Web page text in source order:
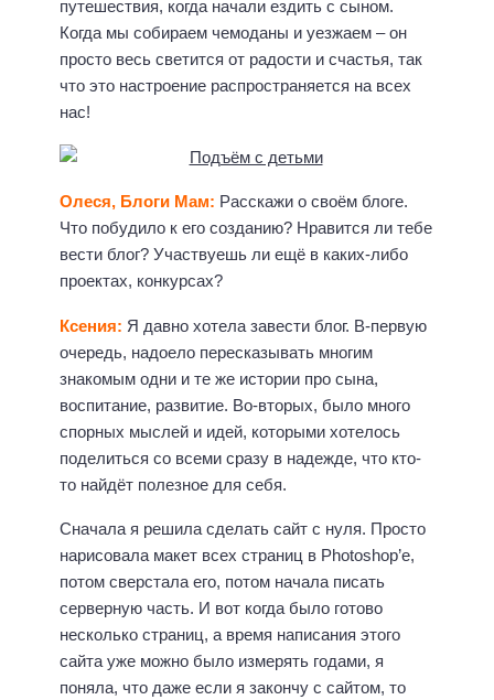
путешествия, когда начали ездить с сыном.
Когда мы собираем чемоданы и уезжаем – он
просто весь светится от радости и счастья, так
что это настроение распространяется на всех
нас!
Олеся, Блоги Мам: Расскажи о своём блоге.
Что побудило к его созданию? Нравится ли тебе
вести блог? Участвуешь ли ещё в каких-либо
проектах, конкурсах?
Ксения: Я давно хотела завести блог. В-первую
очередь, надоело пересказывать многим
знакомым одни и те же истории про сына,
воспитание, развитие. Во-вторых, было много
спорных мыслей и идей, которыми хотелось
поделиться со всеми сразу в надежде, что кто-
то найдёт полезное для себя.
Сначала я решила сделать сайт с нуля. Просто
нарисовала макет всех страниц в Photoshop’е,
потом сверстала его, потом начала писать
серверную часть. И вот когда было готово
несколько страниц, а время написания этого
сайта уже можно было измерять годами, я
поняла, что даже если я закончу с сайтом, то